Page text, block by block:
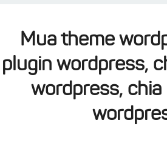
Mua theme
plugin wordpress,
wordpress, chia